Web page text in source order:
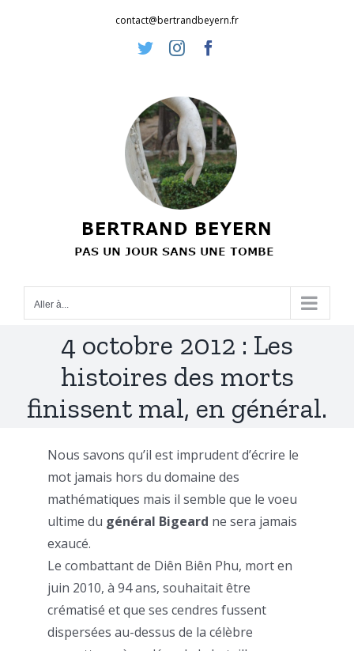
contact@bertrandbeyern.fr
TwitterInstagram
Aller à...
4 octobre 2012 : Les
histoires des morts
finissent mal, en général.
Nous savons qu’il est imprudent d’écrire le
mot jamais hors du domaine des
mathématiques mais il semble que le voeu
ultime du général Bigeard ne sera jamais
exaucé.
Le combattant de Diên Biên Phu, mort en
juin 2010, à 94 ans, souhaitait être
crématisé et que ses cendres fussent
dispersées au-dessus de la célèbre